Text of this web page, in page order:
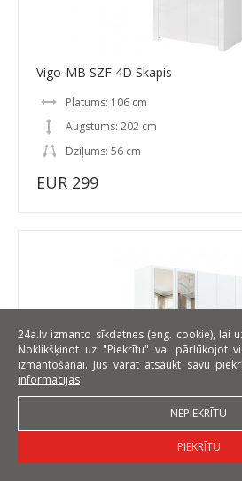
Vigo-MB SZF 4D Skapis
Platums: 106 cm
Augstums: 202 cm
Dziļums: 56 cm
EUR 299
24a.lv izmanto sīkdatnes (eng. cookie), lai
Noklikšķinot uz "Piekrītu" vai pārlūkojot
izmantošanai. Jūs varat atsaukt savu
informācijas
NEPIEKRĪTU
PIEKRĪTU